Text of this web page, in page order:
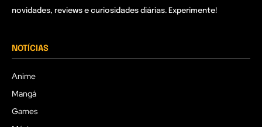
novidades, reviews e curiosidades diárias. Experimente!
NOTÍCIAS
Anime
Mangá
Games